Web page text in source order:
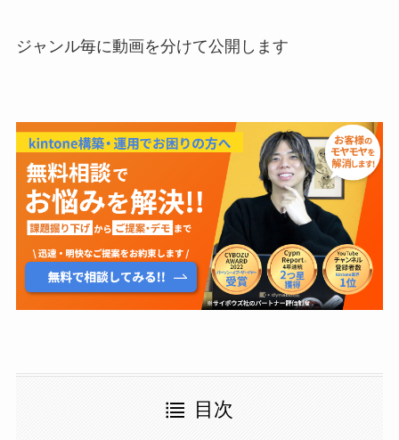
ジャンル毎に動画を分けて公開します
目次